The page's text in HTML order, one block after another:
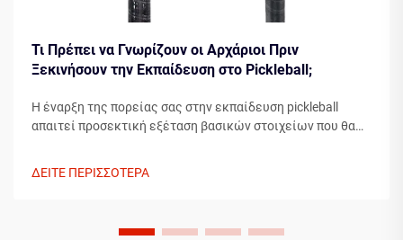
Τι Πρέπει να Γνωρίζουν οι Αρχάριοι Πριν
Ξεκινήσουν την Εκπαίδευση στο Pickleball;
Η έναρξη της πορείας σας στην εκπαίδευση pickleball
απαιτεί προσεκτική εξέταση βασικών στοιχείων που θα
ΔΕΙΤΕ ΠΕΡΙΣΣΟΤΕΡΑ